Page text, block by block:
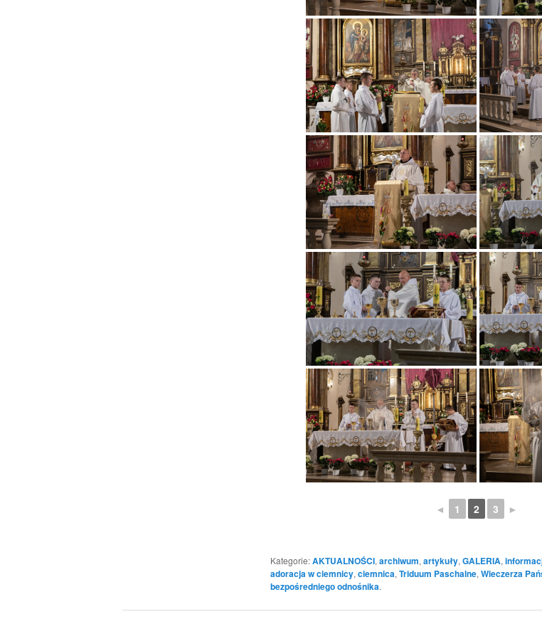
◄ 1 2 3 ►
Kategorie:AKTUALNOŚCI, archiwum, artykuły, GALERIA,
adoracja w ciemnicy, ciemnica, Triduum Paschalne, Wieczerza
bezpośredniego odnośnika.